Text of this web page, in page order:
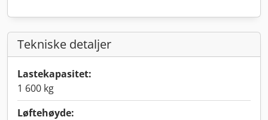
Tekniske detaljer
Lastekapasitet:
1 600 kg
Løftehøyde: